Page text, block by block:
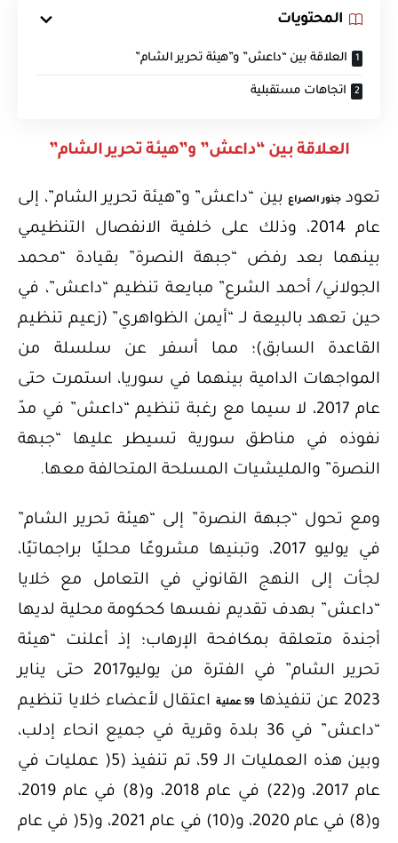
المحتويات
العلاقة بين “داعش” و”هيئة تحرير الشام”
اتجاهات مستقبلية
العلاقة بين “داعش” و”هيئة تحرير الشام”
تعودجذور الصراعبين “داعش” و”هيئة تحرير الشام”، إلى
عام 2014، وذلك على خلفية الانفصال التنظيمي
بينهما بعد رفض “جبهة النصرة” بقيادة “محمد
الجولاني/ أحمد الشرع” مبايعة تنظيم “داعش”، في
حين تعهد بالبيعة لــ “أيمن الظواهري” (زعيم تنظيم
القاعدة السابق)؛
مما أسفر عن سلسلة من
المواجهات الدامية بينهما في سوريا، استمرت حتى
عام 2017، لا سيما مع رغبة تنظيم “داعش” في مدّ
نفوذه في مناطق سورية تسيطر عليها “جبهة
النصرة” والمليشيات المسلحة المتحالفة معها.
ومع تحول “جبهة النصرة” إلى “هيئة تحرير الشام”
في يوليو 2017، وتبنيها مشروعًا محليًا براجماتيًا،
لجأت إلى النهج القانوني في التعامل مع خلايا
“داعش” بهدف تقديم نفسها كحكومة محلية لديها
أجندة متعلقة بمكافحة الإرهاب؛ إذ أعلنت “هيئة
تحرير الشام” في الفترة من يوليو2017 حتى يناير
2023 عن تنفيذها
59 عملية
اعتقال لأعضاء خلايا تنظيم
“داعش” في 36 بلدة وقرية في جميع انحاء إدلب،
وبين هذه العمليات الـ 59، تم تنفيذ (5( عمليات في
عام 2017، و(22) في عام 2018، و(8) في عام 2019،
و(8) في عام 2020، و(10) في عام 2021، و(5( في عام